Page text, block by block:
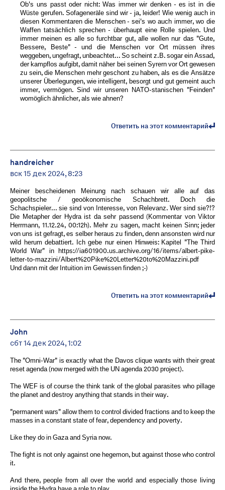
Ob's uns passt oder nicht: Was immer wir denken - es ist in die
Wüste gerufen. Sofageneräle sind wir - ja, leider! Wie wenig auch in
diesen Kommentaren die Menschen - sei's wo auch immer, wo die
Waffen tatsächlich sprechen - überhaupt eine Rolle spielen. Und
immer meinen es alle so furchtbar gut, alle wollen nur das "Gute,
Bessere, Beste" - und die Menschen vor Ort müssen ihres
weggeben, ungefragt, unbeachtet... So scheint z.B. sogar ein Assad,
der kampflos aufgibt, damit näher bei seinen Syrern vor Ort gewesen
zu sein, die Menschen mehr geschont zu haben, als es die Ansätze
unserer Überlegungen, wie intelligent, besorgt und gut gemeint auch
immer, vermögen. Sind wir unseren NATO-stanischen "Feinden"
womöglich ähnlicher, als wie ahnen?
Ответить на этот комментарий
handreicher
вск 15 дек 2024, 8:23
Meiner bescheidenen Meinung nach schauen wir alle auf das
geopolitsche / geoökonomische Schachbrett. Doch die
Schachspieler... sie sind von Interesse, von Relevanz. Wer sind sie?!?
Die Metapher der Hydra ist da sehr passend (Kommentar von Viktor
Herrmann, 11.12.24, 00:12h). Mehr zu sagen, macht keinen Sinn; jeder
von uns ist gefragt, es selber heraus zu finden, denn ansonsten wird nur
wild herum debattiert. Ich gebe nur einen Hinweis: Kapitel "The Third
World War" in https://ia601900.us.archive.org/16/items/albert-pike-
letter-to-mazzini/Albert%20Pike%20Letter%20to%20Mazzini.pdf
Und dann mit der Intuition im Gewissen finden ;-)
Ответить на этот комментарий
John
сбт 14 дек 2024, 1:02
The "Omni-War" is exactly what the Davos clique wants with their great
reset agenda (now merged with the UN agenda 2030 project).
The WEF is of course the think tank of the global parasites who pillage
the planet and destroy anything that stands in their way.
"permanent wars" allow them to control divided fractions and to keep the
masses in a constant state of fear, dependency and poverty.
Like they do in Gaza and Syria now.
The fight is not only against one hegemon, but against those who control
it.
And there, people from all over the world and especially those living